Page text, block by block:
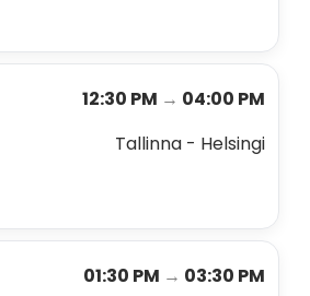
12:30 PM → 04:00 PM
Tallinna - Helsingi
01:30 PM → 03:30 PM